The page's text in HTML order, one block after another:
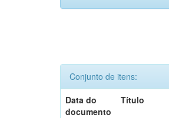
Conjunto de itens:
Data do
documento
Título